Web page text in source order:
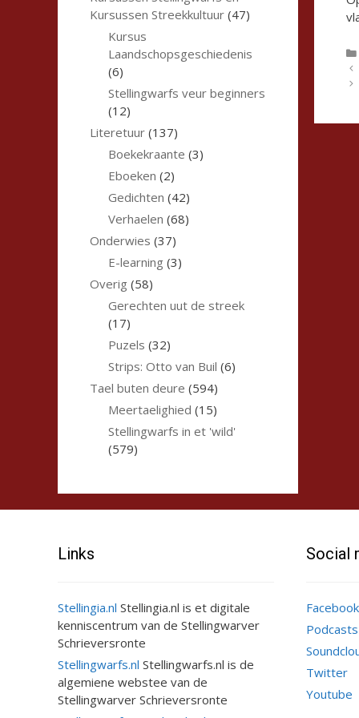
Kursussen Streekkultuur (47)
Kursus
Laandschopsgeschiedenis
(6)
Stellingwarfs veur beginners
(12)
Literetuur (137)
Boekekraante (3)
Eboeken (2)
Gedichten (42)
Verhaelen (68)
Onderwies (37)
E-learning (3)
Overig (58)
Gerechten uut de streek
(17)
Puzels (32)
Strips: Otto van Buil (6)
Tael buten deure (594)
Meertaelighied (15)
Stellingwarfs in et 'wild'
(579)
Links
Stellingia.nl Stellingia.nl is et digitale
kenniscentrum van de Stellingwarver
Schrieversronte
Stellingwarfs.nl Stellingwarfs.nl is de
algemiene webstee van de
Stellingwarver Schrieversronte
Social
Facebook
Podcasts
Twitter
Youtube